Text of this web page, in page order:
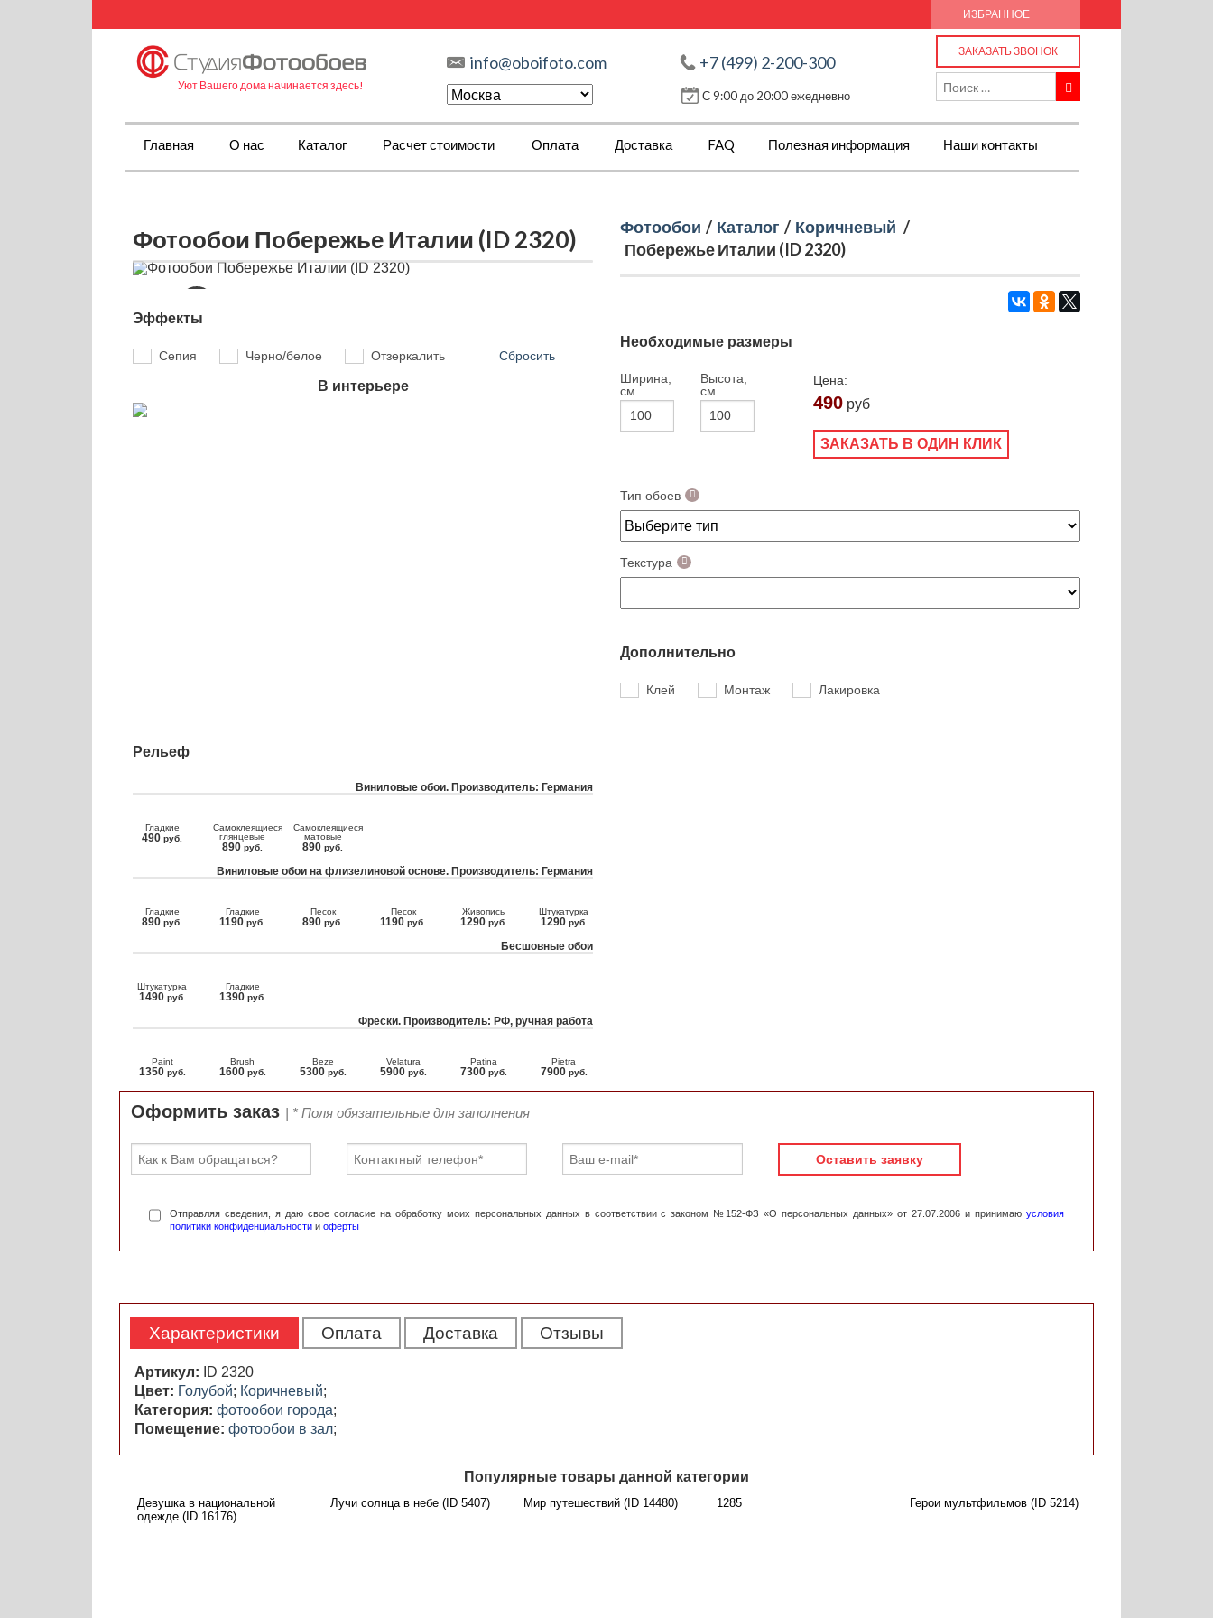
ИЗБРАННОЕ
Уют Вашего дома начинается здесь!
info@oboifoto.com +7 (499) 2-200-300
С 9:00 до 20:00 ежедневно
ЗАКАЗАТЬ ЗВОНОК
Главная О нас Каталог Расчет стоимости Оплата Доставка FAQ Полезная информация Наши контакты
Фотообои Побережье Италии (ID 2320)
Эффекты
Сепия Черно/белое Отзеркалить Сбросить
В интерьере
Фотообои / Каталог / Коричневый /
Побережье Италии (ID 2320)
Необходимые размеры
Ширина,
см.
Высота,
см.
Цена:
490 руб
ЗАКАЗАТЬ В ОДИН КЛИК
Тип обоев
Текстура
Дополнительно
Клей Монтаж Лакировка
Рельеф
Виниловые обои. Производитель: Германия
Гладкие
490 руб.
Самоклеящиеся
глянцевые
890 руб.
Самоклеящиеся
матовые
890 руб.
Виниловые обои на флизелиновой основе. Производитель: Германия
Гладкие
890 руб.
Гладкие
1190 руб.
Песок
890 руб.
Песок
1190 руб.
Живопись
1290 руб.
Штукатурка
1290 руб.
Бесшовные обои
Штукатурка
1490 руб.
Гладкие
1390 руб.
Фрески. Производитель: РФ, ручная работа
Paint
1350 руб.
Brush
1600 руб.
Beze
5300 руб.
Velatura
5900 руб.
Patina
7300 руб.
Pietra
7900 руб.
Оформить заказ | * Поля обязательные для заполнения
Оставить заявку
Отправляя сведения, я даю свое согласие на обработку моих персональных данных в соответствии с законом №152-ФЗ «О персональных данных» от 27.07.2006 и принимаю условия
политики конфиденциальности и оферты
Характеристики Оплата Доставка Отзывы
Артикул:
ID 2320
Цвет: Голубой; Коричневый;
Категория: фотообои города;
Помещение: фотообои в зал;
Популярные товары данной категории
Девушка в национальной
одежде (ID 16176)
Лучи солнца в небе (ID 5407) Мир путешествий (ID 14480) 1285 Герои мультфильмов (ID 5214)